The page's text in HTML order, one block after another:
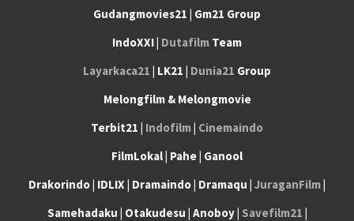
Gudangmovies21 | Gm21 Group
IndoXXI | Dutafilm Team
Layarkaca21 | LK21 | Dunia21 Group
Melongfilm & Melongmovie
Terbit21 | Indofilm| Cinemaindo
FilmLokal | Pahe | Ganool
Drakorindo | IDLIX | Dramaindo | Dramaqu | JuraganFilm|
Samehadaku | Otakudesu | Anoboy | Savefilm21 |